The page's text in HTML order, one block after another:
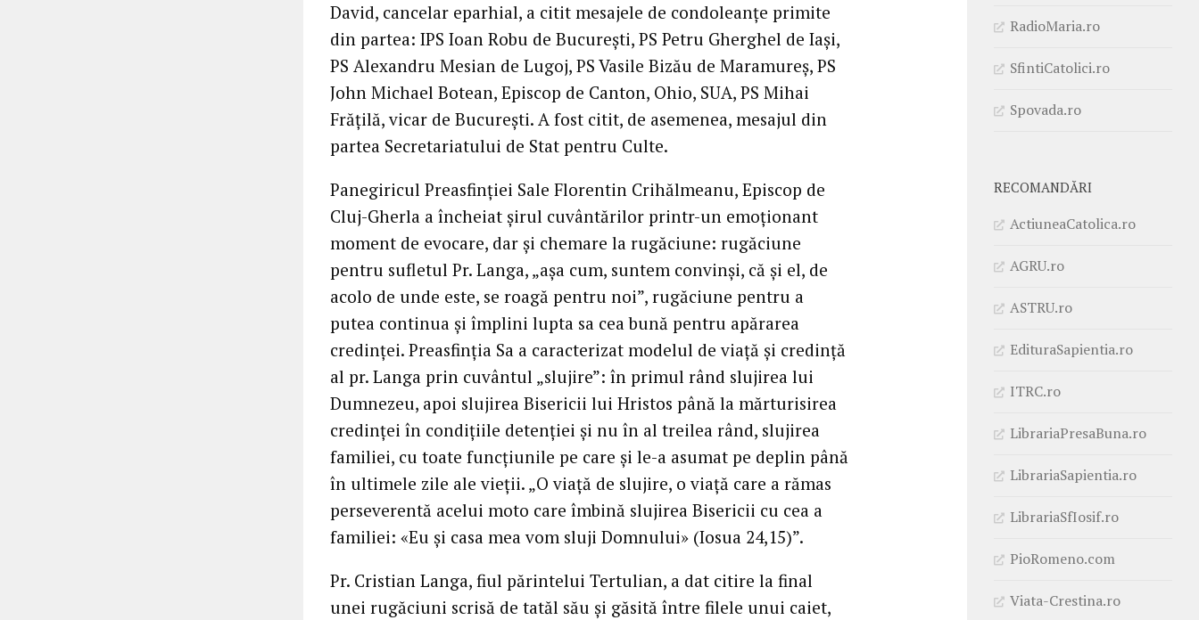
David, cancelar eparhial, a citit mesajele de condoleanţe primite
din partea: IPS Ioan Robu de Bucureşti, PS Petru Gherghel de Iaşi,
PS Alexandru Mesian de Lugoj, PS Vasile Bizău de Maramureş, PS
John Michael Botean, Episcop de Canton, Ohio, SUA, PS Mihai
Frăţilă, vicar de Bucureşti. A fost citit, de asemenea, mesajul din
partea Secretariatului de Stat pentru Culte.
Panegiricul Preasfinţiei Sale Florentin Crihălmeanu, Episcop de
Cluj-Gherla a încheiat şirul cuvântărilor printr-un emoţionant
moment de evocare, dar şi chemare la rugăciune: rugăciune
pentru sufletul Pr. Langa, „aşa cum, suntem convinşi, că şi el, de
acolo de unde este, se roagă pentru noi”, rugăciune pentru a
putea continua şi împlini lupta sa cea bună pentru apărarea
credinţei. Preasfinţia Sa a caracterizat modelul de viaţă şi credinţă
al pr. Langa prin cuvântul „slujire”: în primul rând slujirea lui
Dumnezeu, apoi slujirea Bisericii lui Hristos până la mărturisirea
credinţei în condiţiile detenţiei şi nu în al treilea rând, slujirea
familiei, cu toate funcţiunile pe care şi le-a asumat pe deplin până
în ultimele zile ale vieţii. „O viaţă de slujire, o viaţă care a rămas
perseverentă acelui moto care îmbină slujirea Bisericii cu cea a
familiei: «Eu şi casa mea vom sluji Domnului» (Iosua 24,15)”.
Pr. Cristian Langa, fiul părintelui Tertulian, a dat citire la final
unei rugăciuni scrisă de tatăl său şi găsită între filele unui caiet,
RadioMaria.ro
SfintiCatolici.ro
Spovada.ro
RECOMANDĂRI
ActiuneaCatolica.ro
AGRU.ro
ASTRU.ro
EdituraSapientia.ro
ITRC.ro
LibrariaPresaBuna.ro
LibrariaSapientia.ro
LibrariaSfIosif.ro
PioRomeno.com
Viata-Crestina.ro